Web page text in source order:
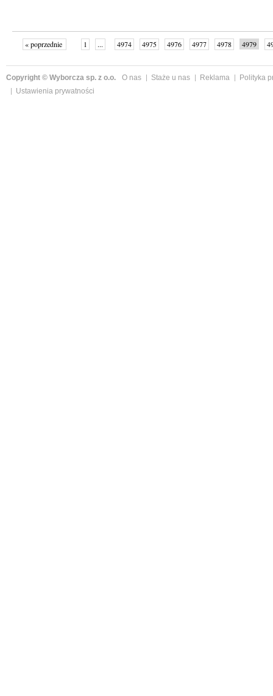
« poprzednie 1 ... 4974 4975 4976 4977 4978 4979
Copyright © Wyborcza sp. z o.o. O nas Staże u nas Reklama
Polityka
Ustawienia prywatności